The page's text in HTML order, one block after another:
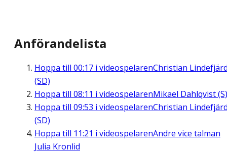
Anförandelista
Hoppa till 00:17 i videospelarenChristian
(SD)
Hoppa till 08:11 i videospelarenMikael Dahlqvist (S)
Hoppa till 09:53 i videospelarenChristian
(SD)
Hoppa till 11:21 i videospelarenAndre vice talman
Julia Kronlid